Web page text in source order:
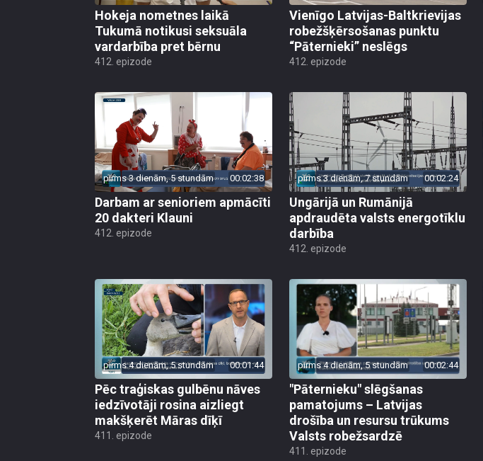
Hokeja nometnes laikā
Tukumā notikusi seksuāla
vardarbība pret bērnu
412. epizode
Vienīgo Latvijas-Baltkrievijas
robežšķērsošanas punktu
“Pāternieki” neslēgs
412. epizode
pirms 3 dienām, 5 stundām 00:02:38
Darbam ar senioriem apmācīti
20 dakteri Klauni
412. epizode
pirms 3 dienām, 7 stundām 00:02:24
Ungārijā un Rumānijā
apdraudēta valsts energotīklu
darbība
412. epizode
pirms 4 dienām, 5 stundām 00:01:44
Pēc traģiskas gulbēnu nāves
iedzīvotāji rosina aizliegt
makšķerēt Māras dīķī
411. epizode
pirms 4 dienām, 5 stundām 00:02:44
"Pāternieku" slēgšanas
pamatojums – Latvijas
drošība un resursu trūkums
Valsts robežsardzē
411. epizode